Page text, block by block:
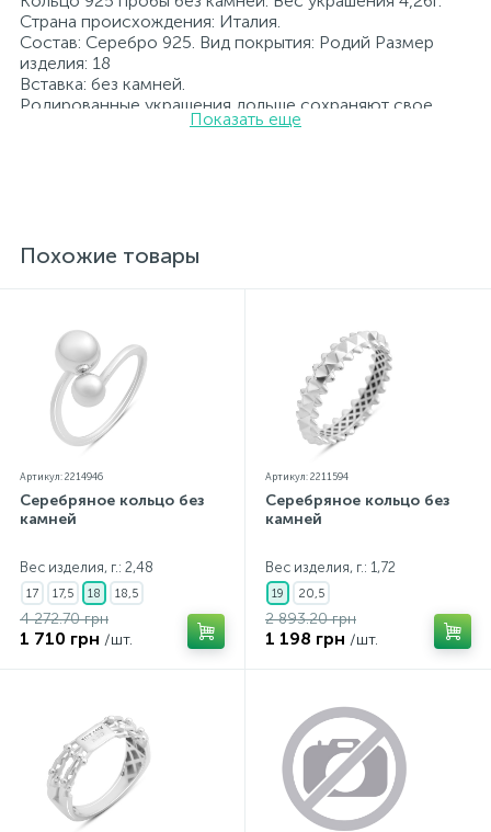
Страна происхождения: Италия.
Состав: Серебро 925. Вид покрытия: Родий Размер
изделия: 18
Вставка: без камней.
Родированные украшения дольше сохраняют свое
первоначальное состояние, а именно цвет и блеск
прилагаются бирка с указанием всех
параметров.*Цвета изделий на сайте могут
Показать еще
Похожие товары
Артикул: 2214946
Серебряное кольцо без
камней
Вес изделия, г.: 2,48
17 17,5 18 18,5
4 272.70 грн
1 710 грн /шт.
Артикул: 2211594
Серебряное кольцо без
камней
Вес изделия, г.: 1,72
19 20,5
2 893.20 грн
1 198 грн /шт.